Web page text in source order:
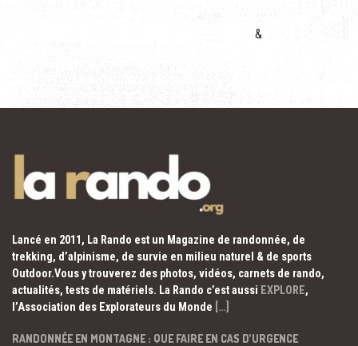
&
Lancé en 2011, La Rando est un Magazine de randonnée, de
trekking, d’alpinisme, de survie en milieu naturel & de sports
Outdoor.Vous y trouverez des photos, vidéos, carnets de rando,
actualités, tests de matériels. La Rando c’est aussi EXPLORE,
l’Association des Explorateurs du Monde […]
RANDONNÉE EN MONTAGNE : QUE FAIRE EN CAS D’URGENCE